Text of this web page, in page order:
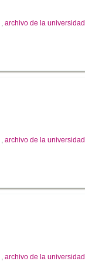
archivo de la universidad
archivo de la universidad
archivo de la universidad